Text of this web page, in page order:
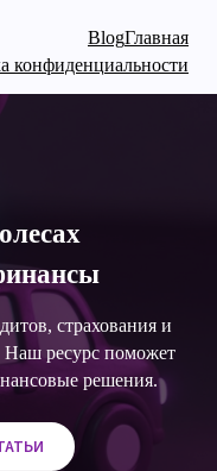
BlogГлавная
конфиденциальности
страхования и
ресурс поможет
решения.